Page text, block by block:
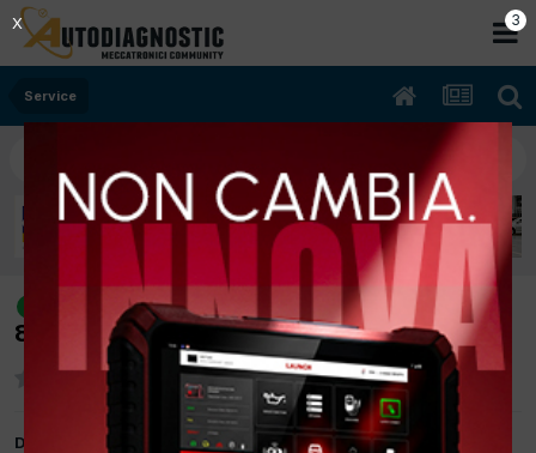
Service
[FORD C-MAX 06/2011 1997cc TYDA
85Kw Diesel] AZZERAMENTO SERVICE
Da gessiale
2
X